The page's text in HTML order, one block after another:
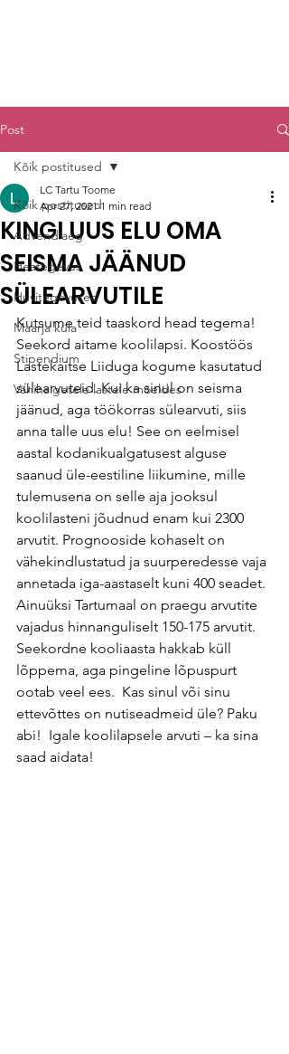
Post
Kõik postitused
Advendiaeg
Heategevus
Huvitegevused
Maarja küla
Stipendium
Vähihaigetele lastele mõeldes
Kõik postitused
KINGI UUS ELU OMA
SEISMA JÄÄNUD
SÜLEARVUTILE
LC Tartu Toome
Apr 27, 2021 1 min read
Kutsume teid taaskord head tegema!
Seekord aitame koolilapsi. Koostöös
Lastekaitse Liiduga kogume kasutatud
sülearvuteid. Kui ka sinul on seisma
jäänud, aga töökorras sülearvuti, siis
anna talle uus elu! See on eelmisel
aastal kodanikualgatusest alguse
saanud üle-eestiline liikumine, mille
tulemusena on selle aja jooksul
koolilasteni jõudnud enam kui 2300
arvutit. Prognooside kohaselt on
vähekindlustatud ja suurperedesse vaja
annetada iga-aastaselt kuni 400 seadet.
Ainuüksi Tartumaal on praegu arvutite
vajadus hinnanguliselt 150-175 arvutit.
Seekordne kooliaasta hakkab küll
lõppema, aga pingeline lõpuspurt
ootab veel ees.  Kas sinul või sinu
ettevõttes on nutiseadmeid üle? Paku
abi!  Igale koolilapsele arvuti – ka sina
saad aidata!